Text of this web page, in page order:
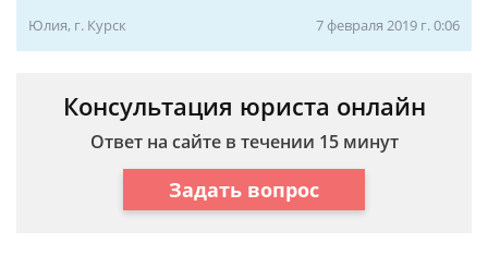
Юлия, г. Курск 7 февраля 2019 г. 0:06
Консультация юриста онлайн
Ответ на сайте в течении 15 минут
Задать вопрос